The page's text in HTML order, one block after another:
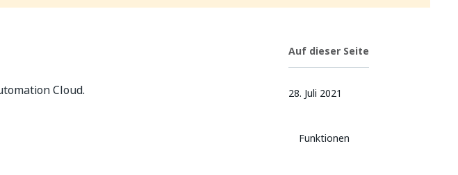
Cloud.
Auf dieser Seite
28. Juli 2021
Funktionen